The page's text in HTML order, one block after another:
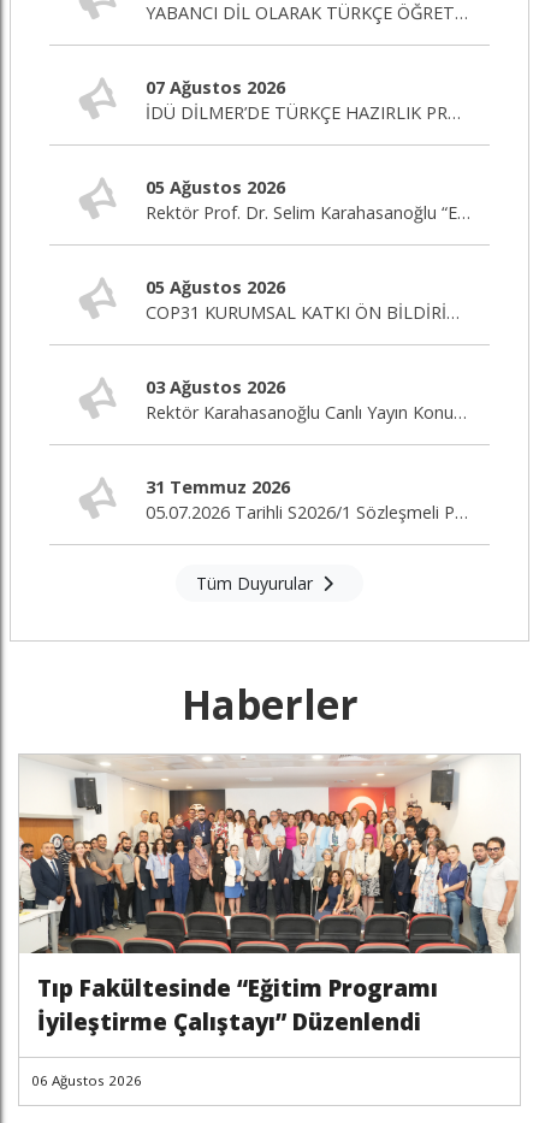
YABANCI DİL OLARAK TÜRKÇE ÖĞRETİMİ SERTİFİKA PROGRAMI BAŞLIYOR!
07 Ağustos 2026
İDÜ DİLMER’DE TÜRKÇE HAZIRLIK PROGRAMI BAŞLIYOR!
05 Ağustos 2026
Rektör Prof. Dr. Selim Karahasanoğlu “Eğitim Editörü” Programına Canlı Yayın Konuğu Oluyor
05 Ağustos 2026
COP31 KURUMSAL KATKI ÖN BİLDİRİM ÇAĞRISI
03 Ağustos 2026
Rektör Karahasanoğlu Canlı Yayın Konuğu
31 Temmuz 2026
05.07.2026 Tarihli S2026/1 Sözleşmeli Personel Alım İlanı Nihai Değerlendirme Sonuçları
Tüm Duyurular
Haberler
Tıp Fakültesinde “Eğitim Programı
İyileştirme Çalıştayı” Düzenlendi
06 Ağustos 2026